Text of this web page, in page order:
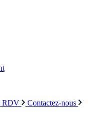
RDV Contactez-nous